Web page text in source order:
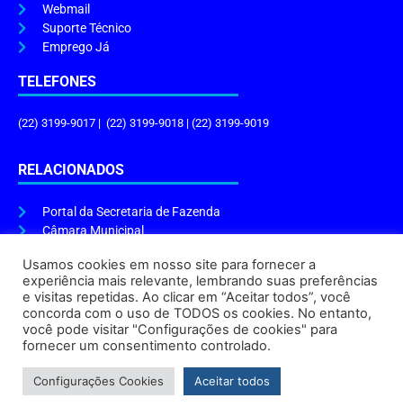
Webmail
Suporte Técnico
Emprego Já
TELEFONES
(22) 3199-9017 | (22) 3199-9018 | (22) 3199-9019
RELACIONADOS
Portal da Secretaria de Fazenda
Câmara Municipal
ENDEREÇO E HORÁRIO
Endereço:Praça Tiradentes, s/n – Centro, Cabo Frio – RJ, 28906-290
Atendimento do Protocolo Geral da Prefeitura:9h às 16h
Horário de Funcionamento:8h às 17h
Usamos cookies em nosso site para fornecer a
experiência mais relevante, lembrando suas preferências
e visitas repetidas. Ao clicar em “Aceitar todos”, você
concorda com o uso de TODOS os cookies. No entanto,
você pode visitar "Configurações de cookies" para
fornecer um consentimento controlado.
Configurações Cookies Aceitar todos